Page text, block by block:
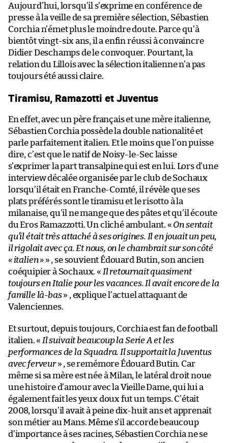
Aujourd’hui, lorsqu’il s’exprime en conférence de
presse à la veille de sa première sélection, Sébastien
Corchia n’émet plus le moindre doute. Parce qu’à
bientôt vingt-six ans, il a enfin réussi à convaincre
Didier Deschamps de le convoquer. Pourtant, la
relation du Lillois avec la sélection italienne n’a pas
toujours été aussi claire.
Tiramisu, Ramazotti et Juventus
En effet, avec un père français et une mère italienne,
Sébastien Corchia possède la double nationalité et
parle parfaitement italien. Et le moins que l’on puisse
dire, c’est que le natif de Noisy-le-Sec laisse
s’exprimer la part transalpine qui est en lui. Lors d’une
interview décalée organisée par le club de Sochaux
lorsqu’il était en Franche-Comté, il révèle que ses
plats préférés sont le tiramisu et le risotto à la
milanaise, qu’il ne mange que des pâtes et qu’il écoute
du Eros Ramazzotti. Un cliché ambulant. « On sentait
qu’il était très attaché à ses origines. Il en jouait un peu,
il rigolait avec ça. Et nous, on le chambrait sur son côté
« italien » » , se souvient Édouard Butin, son ancien
coéquipier à Sochaux. « Il retournait quasiment
toujours en Italie pour les vacances. Il avait encore de la
famille là-bas» , explique l’actuel attaquant de
Valenciennes.
Et surtout, depuis toujours, Corchia est fan de football
italien. « Il suivait beaucoup la Serie A et les
performances de la Squadra. Il supportait la Juventus
avec ferveur» , se remémore Édouard Butin. Car
même si sa mère est née à Milan, le latéral droit noue
une histoire d’amour avec la Vieille Dame, qui lui a
également fait les yeux doux fut un temps. C’était
2008, lorsqu’il avait à peine dix-huit ans et apprenait
son métier au Mans. Même s’il accorde beaucoup
d’importance à ses racines, Sébastien Corchia ne se